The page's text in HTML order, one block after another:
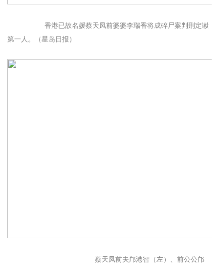
香港已故名媛蔡天凤前婆婆李瑞香将成碎尸案判刑定谳
第一人。（星岛日报）
蔡天凤前夫邝港智（左）、前公公邝